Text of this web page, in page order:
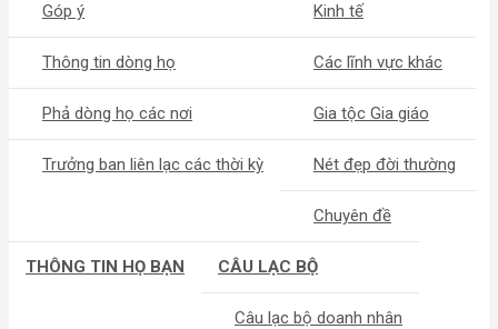
Góp ý
Thông tin dòng họ
Phả dòng họ các nơi
Trưởng ban liên lạc các thời kỳ
Kinh tế
Các lĩnh vực khác
Gia tộc Gia giáo
Nét đẹp đời thường
Chuyên đề
THÔNG TIN HỌ BẠN CÂU LẠC BỘ
Câu lạc bộ doanh nhân